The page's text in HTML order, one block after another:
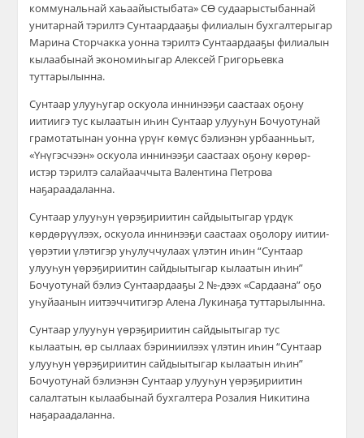
коммунальнай хаьаайыстыбата» СӨ судаарыстыбаннай
унитарнай тэрилтэ Сунтаардааҕы филиалын бухгалтерыгар
Марина Сторчакка уонна тэрилтэ Сунтаардааҕы филиалын
кылаабынай экономиһыгар Алексей Григорьевка
туттарылынна.
Сунтаар улууһугар оскуола иннинээҕи саастаах оҕону
иитиигэ тус кылаатын иһин Сунтаар улууһун Бочуотунай
грамотатынан уонна үрүҥ көмүс бэлиэнэн урбаанньыт,
«Үнүгэсчээн» оскуола иннинээҕи саастаах оҕону көрөр-
истэр тэрилтэ салайааччыта Валентина Петрова
наҕараадаланна.
Сунтаар улууһун үөрэҕириитин сайдыытыгар үрдүк
көрдөрүүлээх, оскуола иннинээҕи саастаах оҕолору иитии-
үөрэтии үлэтигэр уһулуччулаах үлэтин иһин “Сунтаар
улууһун үөрэҕириитин сайдыытыгар кылаатын иһин”
Бочуотунай бэлиэ Сунтаардааҕы 2 №-дээх «Сардаана” оҕо
уһуйаанын иитээччитигэр Алена Лукинаҕа туттарылынна.
Сунтаар улууһун үөрэҕириитин сайдыытыгар тус
кылаатын, өр сыллаах бэриниилээх үлэтин иһин “Сунтаар
улууһун үөрэҕириитин сайдыытыгар кылаатын иһин”
Бочуотунай бэлиэнэн Сунтаар улууһун үөрэҕириитин
салалтатын кылаабынай бухгалтера Розалия Никитина
наҕараадаланна.